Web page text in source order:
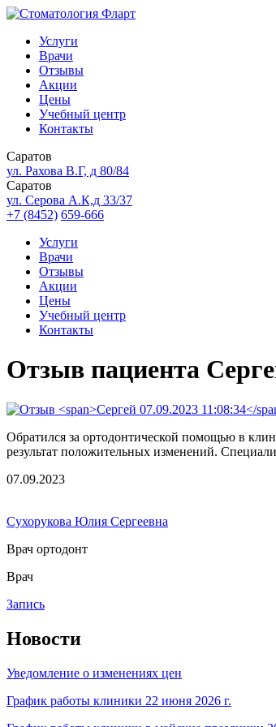
Услуги
Врачи
Отзывы
Акции
Цены
Учебный центр
Контакты
Саратов
ул. Рахова В.Г, д 80/84
Саратов
ул. Серова А.К,д 33/37
+7 (8452) 659-666
Услуги
Врачи
Отзывы
Акции
Цены
Учебный центр
Контакты
Отзыв пациента
Обратился за ортодонтической помощью в
результат положительных изменений.
07.09.2023
Сухорукова Юлия Сергеевна
Врач ортодонт
Врач
Запись
Новости
Уведомление о изменениях цен
График работы клиники 22 июня 2026 г.